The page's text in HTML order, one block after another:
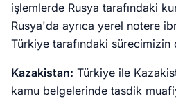
işlemlerde Rusya tarafındaki
Rusya'da ayrıca yerel notere
Türkiye tarafındaki sürecimizin
Kazakistan: Türkiye ile
kamu belgelerinde tasdik